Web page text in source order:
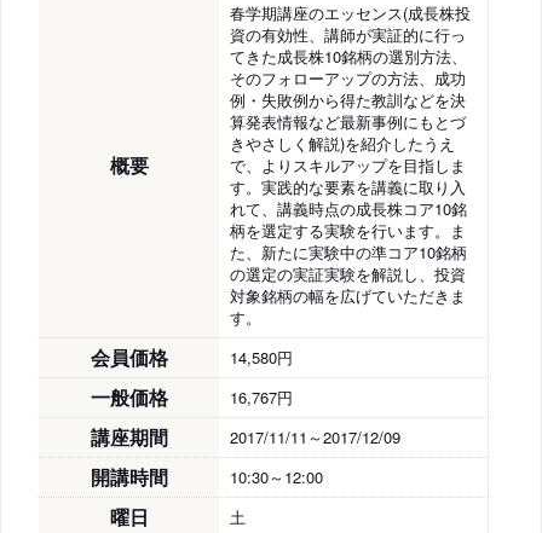
概要
春学期講座のエッセンス(成長株投
資の有効性、講師が実証的に行っ
てきた成長株10銘柄の選別方法、
そのフォローアップの方法、成功
例・失敗例から得た教訓などを決
算発表情報など最新事例にもとづ
きやさしく解説)を紹介したうえ
で、よりスキルアップを目指しま
す。実践的な要素を講義に取り入
れて、講義時点の成長株コア10銘
柄を選定する実験を行います。ま
た、新たに実験中の準コア10銘柄
の選定の実証実験を解説し、投資
対象銘柄の幅を広げていただきま
す。
会員価格 14,580円
一般価格 16,767円
講座期間 2017/11/11～2017/12/09
開講時間 10:30～12:00
曜日 土